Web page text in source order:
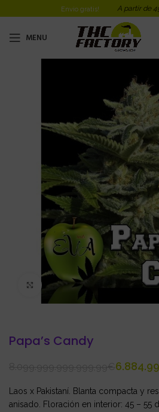
Envio gratis! A partir de
MENU
Click to enlarge
Papa’s Candy
Laos x Pakistaní. Blanta compacta y
anisado. Floración en interior: 45 – 55